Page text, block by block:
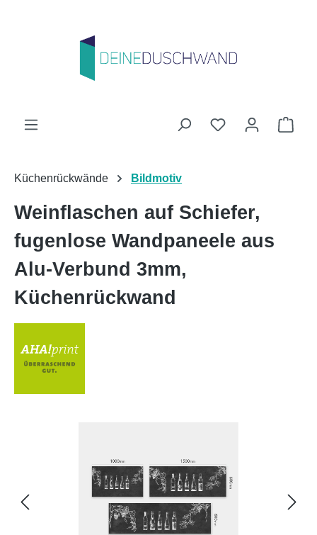
Du hast 0
Küchenrückwände Bildmotiv
Weinflaschen auf Schiefer,
fugenlose Wandpaneele aus
Alu-Verbund 3mm,
Küchenrückwand